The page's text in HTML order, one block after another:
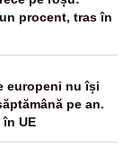
procent, tras în
europeni nu își
pe an.
UE